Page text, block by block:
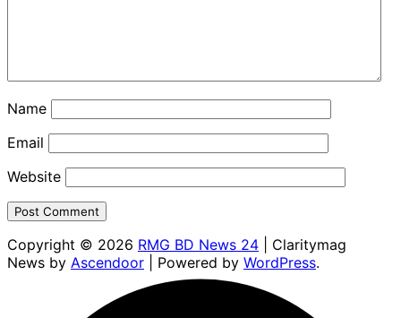
Name
Email
Website
Copyright © 2026 RMG BD News 24 | Claritymag
News by Ascendoor | Powered by WordPress.